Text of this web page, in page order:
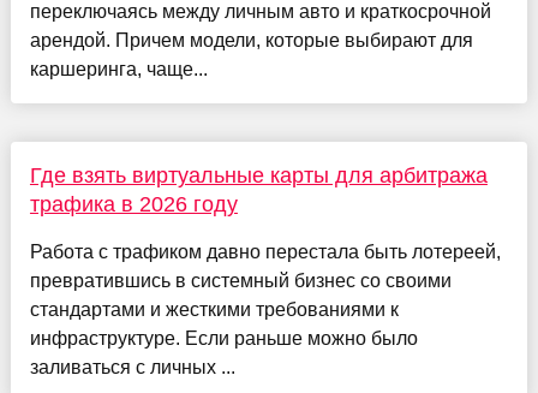
переключаясь между личным авто и краткосрочной
арендой. Причем модели, которые выбирают для
каршеринга, чаще...
Где взять виртуальные карты для арбитража
трафика в 2026 году
Работа с трафиком давно перестала быть лотереей,
превратившись в системный бизнес со своими
стандартами и жесткими требованиями к
инфраструктуре. Если раньше можно было
заливаться с личных ...